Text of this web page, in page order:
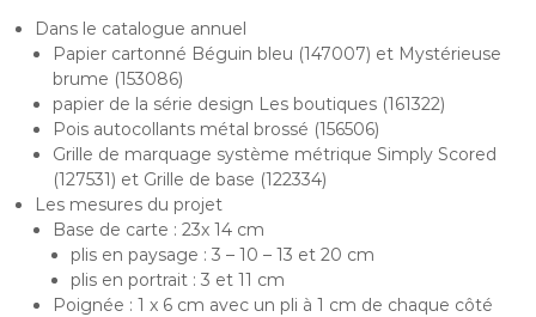
Dans le catalogue annuel
Papier cartonné Béguin bleu (147007) et Mystérieuse
brume (153086)
papier de la série design Les boutiques (161322)
Pois autocollants métal brossé (156506)
Grille de marquage système métrique Simply Scored
(127531) et Grille de base (122334)
Les mesures du projet
Base de carte : 23x 14 cm
plis en paysage : 3 – 10 – 13 et 20 cm
plis en portrait : 3 et 11 cm
Poignée : 1 x 6 cm avec un pli à 1 cm de chaque côté